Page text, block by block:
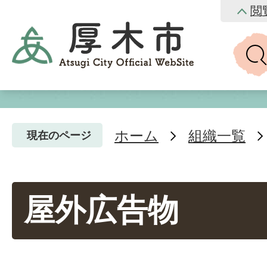
閲
現在のページ ホーム 組織一覧
屋外広告物